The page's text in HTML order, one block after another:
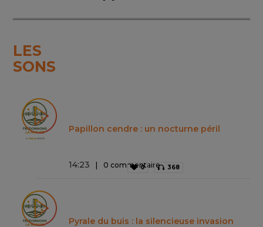
LES
SONS
Papillon cendre : un nocturne péril
14:23 0 commentaire
0 368
Pyrale du buis : la silencieuse invasion